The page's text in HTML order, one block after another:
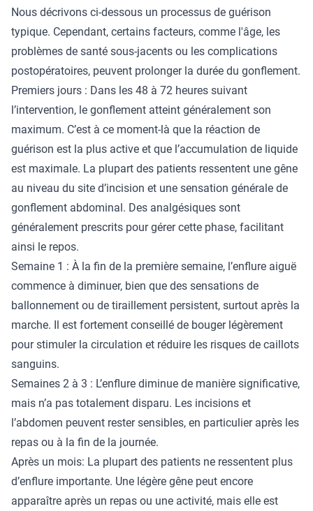
Nous décrivons ci-dessous un processus de guérison
typique. Cependant, certains facteurs, comme l'âge, les
problèmes de santé sous-jacents ou les complications
postopératoires, peuvent prolonger la durée du gonflement.
Premiers jours : Dans les 48 à 72 heures suivant
l’intervention, le gonflement atteint généralement son
maximum. C’est à ce moment-là que la réaction de
guérison est la plus active et que l’accumulation de liquide
est maximale. La plupart des patients ressentent une gêne
au niveau du site d’incision et une sensation générale de
gonflement abdominal. Des analgésiques sont
généralement prescrits pour gérer cette phase, facilitant
ainsi le repos.
Semaine 1 : À la fin de la première semaine, l’enflure aiguë
commence à diminuer, bien que des sensations de
ballonnement ou de tiraillement persistent, surtout après la
marche. Il est fortement conseillé de bouger légèrement
pour stimuler la circulation et réduire les risques de caillots
sanguins.
Semaines 2 à 3 : L’enflure diminue de manière significative,
mais n’a pas totalement disparu. Les incisions et
l’abdomen peuvent rester sensibles, en particulier après les
repas ou à la fin de la journée.
Après un mois: La plupart des patients ne ressentent plus
d’enflure importante. Une légère gêne peut encore
apparaître après un repas ou une activité, mais elle est